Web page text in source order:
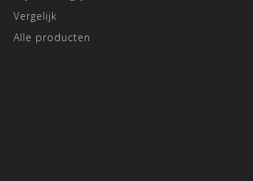
Vergelijk
Alle producten